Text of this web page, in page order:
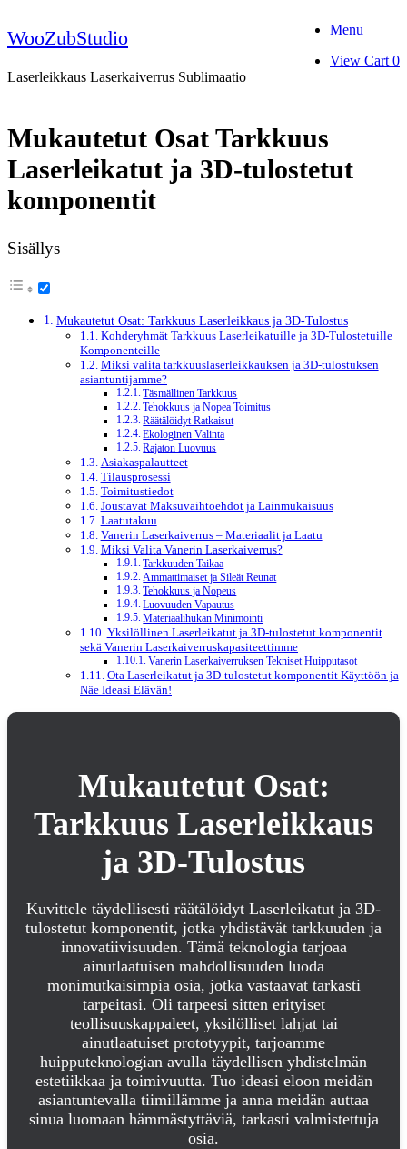
to
content
WooZubStudio
Laserleikkaus Laserkaiverrus Sublimaatio
Menu
View
View Cart 0
Mukautetut Osat Tarkkuus
Laserleikatut ja 3D-tulostetut
komponentit
Sisällys
Mukautetut Osat: Tarkkuus Laserleikkaus ja 3D-Tulostus
Kohderyhmät Tarkkuus Laserleikatuille ja 3D-Tulostetuille
Komponenteille
Miksi valita tarkkuuslaserleikkauksen ja 3D-tulostuksen
asiantuntijamme?
Täsmällinen Tarkkuus
Tehokkuus ja Nopea Toimitus
Räätälöidyt Ratkaisut
Ekologinen Valinta
Rajaton Luovuus
Asiakaspalautteet
Tilausprosessi
Toimitustiedot
Joustavat Maksuvaihtoehdot ja Lainmukaisuus
Laatutakuu
Vanerin Laserkaiverrus – Materiaalit ja Laatu
Miksi Valita Vanerin Laserkaiverrus?
Tarkkuuden Taikaa
Ammattimaiset ja Sileät Reunat
Tehokkuus ja Nopeus
Luovuuden Vapautus
Materiaalihukan Minimointi
Yksilöllinen Laserleikatut ja 3D-tulostetut komponentit
sekä Vanerin Laserkaiverruskapasiteettimme
Vanerin Laserkaiverruksen Tekniset Huipputasot
Ota Laserleikatut ja 3D-tulostetut komponentit Käyttöön ja
Näe Ideasi Elävän!
Mukautetut Osat:
Tarkkuus Laserleikkaus
ja 3D-Tulostus
Kuvittele täydellisesti räätälöidyt Laserleikatut ja 3D-
tulostetut komponentit, jotka yhdistävät tarkkuuden ja
innovatiivisuuden. Tämä teknologia tarjoaa
ainutlaatuisen mahdollisuuden luoda
monimutkaisimpia osia, jotka vastaavat tarkasti
tarpeitasi. Oli tarpeesi sitten erityiset
teollisuuskappaleet, yksilölliset lahjat tai
ainutlaatuiset prototyypit, tarjoamme
huipputeknologian avulla täydellisen yhdistelmän
estetiikkaa ja toimivuutta. Tuo ideasi eloon meidän
asiantuntevalla tiimillämme ja anna meidän auttaa
sinua luomaan hämmästyttäviä, tarkasti valmistettuja
osia.